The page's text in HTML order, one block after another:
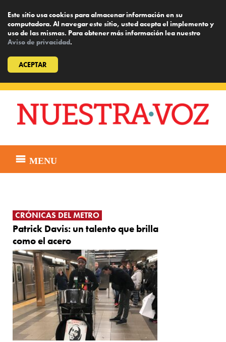
Este sitio usa cookies para almacenar información en su
computadora. Al navegar este sitio, usted acepta el implemento y
uso de las mismas. Para obtener más información lea nuestro
Aviso de privacidad.
ACEPTAR
content
MENU
CRÓNICAS DEL METRO
Patrick Davis: un talento que brilla
como el acero